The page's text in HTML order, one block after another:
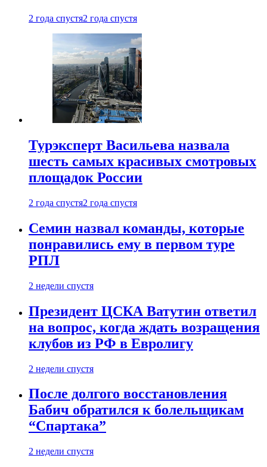
2 года спустя2 года спустя
Турэксперт Васильева назвала
шесть самых красивых смотровых
площадок России
2 года спустя2 года спустя
Семин назвал команды, которые
понравились ему в первом туре
РПЛ
2 недели спустя
Президент ЦСКА Ватутин ответил
на вопрос, когда ждать возращения
клубов из РФ в Евролигу
2 недели спустя
После долгого восстановления
Бабич обратился к болельщикам
“Спартака”
2 недели спустя